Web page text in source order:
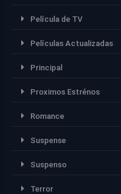
Película de TV
Películas Actualizadas
Principal
Proximos Estrénos
Romance
Suspense
Suspenso
Terror